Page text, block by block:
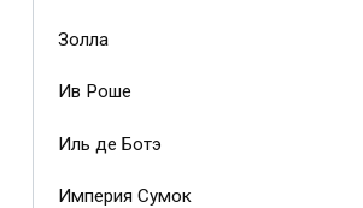
Золла
Ив Роше
Иль де Ботэ
Империя Сумок